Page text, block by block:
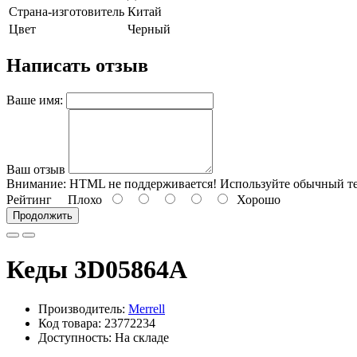
Страна-изготовитель Китай
Цвет
Черный
Написать отзыв
Ваше имя:
Ваш отзыв
Внимание: HTML не поддерживается! Используйте обычный
Рейтинг Плохо Хорошо
Продолжить
Кеды 3D05864A
Производитель: Merrell
Код товара: 23772234
Доступность: На складе